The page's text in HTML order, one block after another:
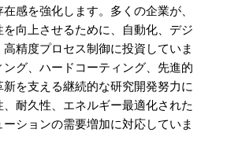
感を強化します。多くの企業が、
向上させるために、自動化、デジ
精度プロセス制御に投資していま
グ、ハードコーティング、先進的
を支える継続的な研究開発努力に
耐久性、エネルギー最適化された
ションの需要増加に対応していま